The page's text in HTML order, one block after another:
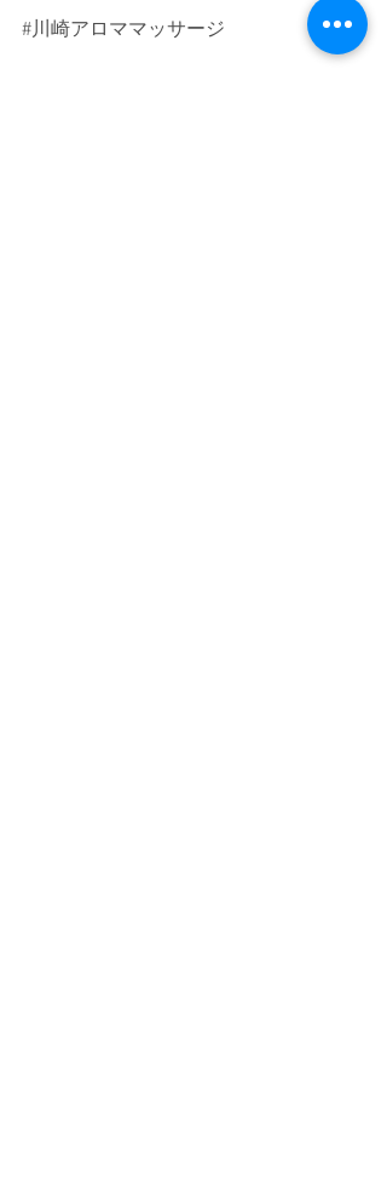
#川崎アロママッサージ